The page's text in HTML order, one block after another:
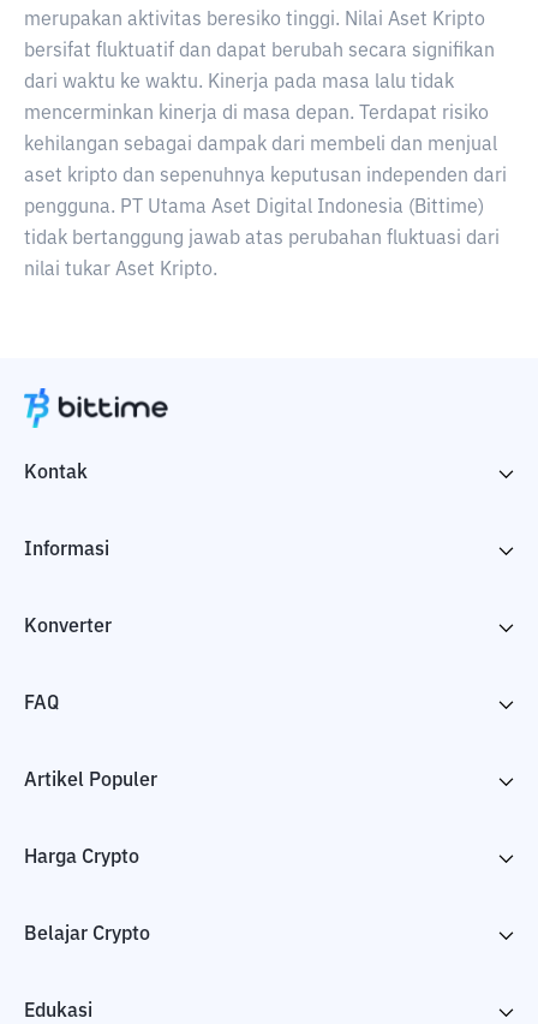
merupakan aktivitas beresiko tinggi. Nilai Aset Kripto
bersifat fluktuatif dan dapat berubah secara signifikan
dari waktu ke waktu. Kinerja pada masa lalu tidak
mencerminkan kinerja di masa depan. Terdapat risiko
kehilangan sebagai dampak dari membeli dan menjual
aset kripto dan sepenuhnya keputusan independen dari
pengguna. PT Utama Aset Digital Indonesia (Bittime)
tidak bertanggung jawab atas perubahan fluktuasi dari
nilai tukar Aset Kripto.
Kontak
Informasi
Konverter
FAQ
Artikel Populer
Harga Crypto
Belajar Crypto
Edukasi